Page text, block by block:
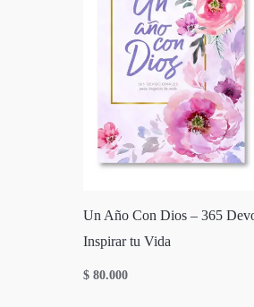
Un Año Con Dios – 365
Inspirar tu Vida
$ 80.000